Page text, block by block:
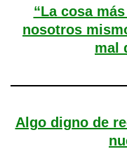
“La cosa
nosotros
mal
Algo digno de